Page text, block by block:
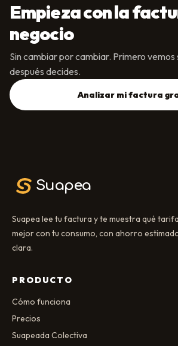
Empieza con la
negocio
Sin cambiar por cambiar. Primero vemos
después decides.
Analizar mi factura
Suapea
Suapea lee tu factura y te muestra qué
mejor con tu consumo, con ahorro
clara.
PRODUCTO
Cómo funciona
Precios
Suapeada Colectiva